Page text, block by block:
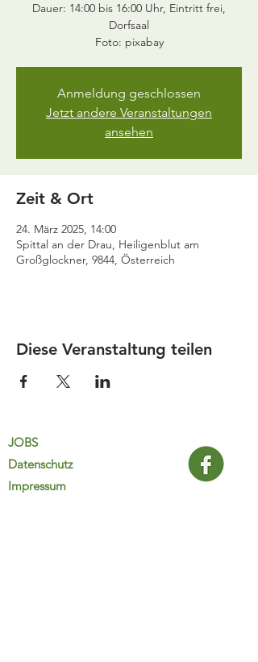
Dauer: 14:00 bis 16:00 Uhr, Eintritt frei,
Dorfsaal
Foto: pixabay
Anmeldung geschlossen
Jetzt andere Veranstaltungen
ansehen
Zeit & Ort
24. März 2025, 14:00
Spittal an der Drau, Heiligenblut am
Großglockner, 9844, Österreich
Diese Veranstaltung teilen
JOBS
Datenschutz
Impressum